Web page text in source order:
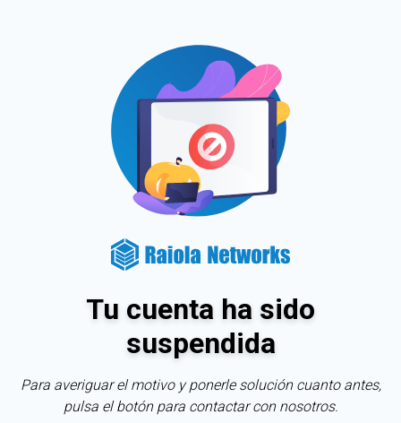
Tu cuenta ha sido
suspendida
Para averiguar el motivo y ponerle solución cuanto antes,
pulsa el botón para contactar con nosotros.